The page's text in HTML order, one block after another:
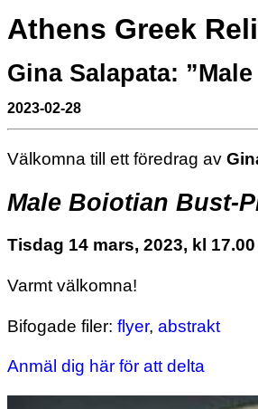
Athens Greek
Gina Salapata:
2023-02-28
Väl­kom­na till ett fö­re­drag av
Male Boiotian Bust-
Tisdag 14 mars, 2023, kl
Varmt välkomna!
Bifogade filer: flyer, abstrakt
Anmäl dig här för att delta